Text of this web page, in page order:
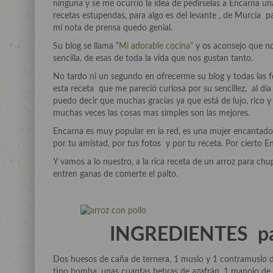
ninguna y se me ocurrió la idea de pedírselas a Encarna
recetas estupendas, para algo es del levante , de Murcia
mi nota de prensa quedo genial.
Su blog se llama “ Mi adorable cocina” y os aconsejo que
sencilla, de esas de toda la vida que nos gustan tanto.
No tardo ni un segundo en ofrecerme su blog y todas las
esta receta que me pareció curiosa por su sencillez, al
puedo decir que muchas gracias ya que está de lujo, rico
muchas veces las cosas mas simples son las mejores.
Encarna es muy popular en la red, es una mujer
por tu amistad, por tus fotos y por tu receta. Por cierto
Y vamos a lo nuestro, a la rica receta de un arroz para
entren ganas de comerte el palto.
INGREDIENTES
Dos huesos de caña de ternera, 1 muslo y 1